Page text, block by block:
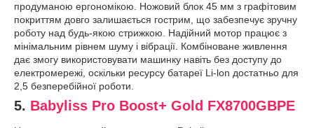
продуманою ергономікою. Ножовий блок 45 мм з графітовим
покриттям довго залишається гострим, що забезпечує зручну
роботу над будь-якою стрижкою. Надійний мотор працює з
мінімальним рівнем шуму і вібрації. Комбіноване живлення
дає змогу використовувати машинку навіть без доступу до
електромережі, оскільки ресурсу батареї Li-lon достатньо для
2,5 безперебійної роботи.
5. Babyliss Pro Boost+ Gold FX8700GBPE